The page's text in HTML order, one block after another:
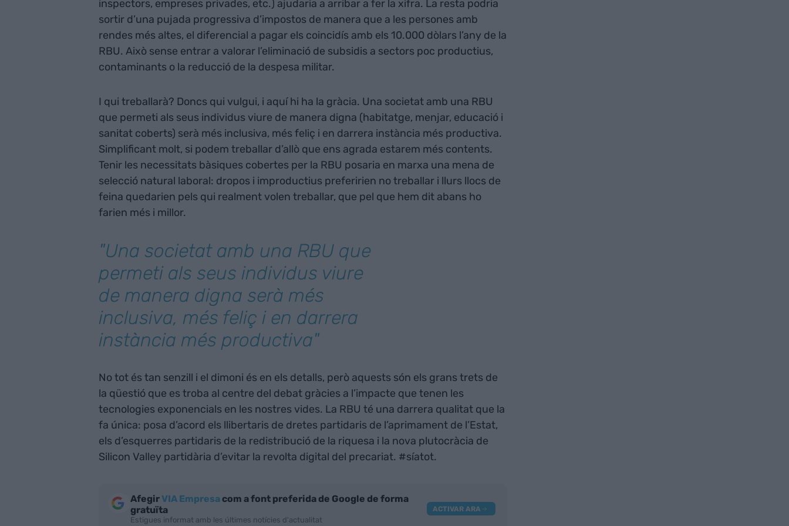
inspectors, empreses privades, etc.) ajudaria a arribar a fer la xifra. La resta podria
sortir d’una pujada progressiva d’impostos de manera que a les persones amb
rendes més altes, el diferencial a pagar els coincidís amb els 10.000 dòlars l’any de la
RBU. Això sense entrar a valorar l’eliminació de subsidis a sectors poc productius,
contaminants o la reducció de la despesa militar.
I qui treballarà? Doncs qui vulgui, i aquí hi ha la gràcia. Una societat amb una RBU
que permeti als seus individus viure de manera digna (habitatge, menjar, educació i
sanitat coberts) serà més inclusiva, més feliç i en darrera instància més productiva.
Simplificant molt, si podem treballar d’allò que ens agrada estarem més contents.
Tenir les necessitats bàsiques cobertes per la RBU posaria en marxa una mena de
selecció natural laboral: dropos i improductius preferirien no treballar i llurs llocs de
feina quedarien pels qui realment volen treballar, que pel que hem dit abans ho
farien més i millor.
"Una societat amb una RBU que
permeti als seus individus viure
de manera digna serà més
inclusiva, més feliç i en darrera
instància més productiva"
No tot és tan senzill i el dimoni és en els detalls, però aquests són els grans trets de
la qüestió que es troba al centre del debat gràcies a l’impacte que tenen les
tecnologies exponencials en les nostres vides. La RBU té una darrera qualitat que la
fa única: posa d’acord els llibertaris de dretes partidaris de l’aprimament de l’Estat,
els d’esquerres partidaris de la redistribució de la riquesa i la nova plutocràcia de
Silicon Valley partidària d’evitar la revolta digital del precariat. #síatot.
AfegirVIA Empresacom a font preferida de Google de forma
gratuïta
Estigues informat amb les últimes notícies d'actualitat
ACTIVAR ARA